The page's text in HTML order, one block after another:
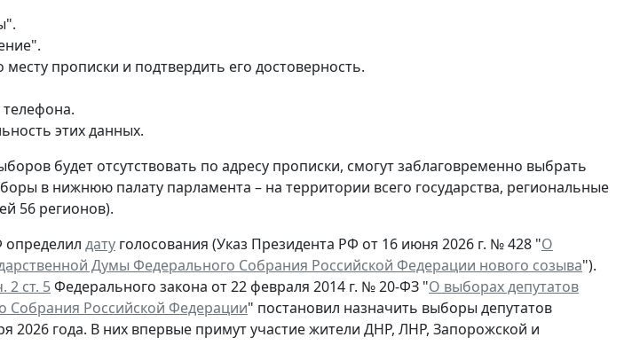
прописки и подтвердить его достоверность.
этих данных.
будет отсутствовать по адресу прописки, смогут заблаговременно выбрать
в нижнюю палату парламента – на территории всего государства, региональные
56 регионов).
дату голосования (Указ Президента РФ от 16 июня 2026 г. № 428 "О
Думы Федерального Собрания Российской Федерации нового созыва").
2 ст. 5Федерального закона от 22 февраля 2014 г. № 20-ФЗ "О выборах депутатов
Собрания Российской Федерации" постановил назначить выборы депутатов
2026 года. В них впервые примут участие жители ДНР, ЛНР, Запорожской и